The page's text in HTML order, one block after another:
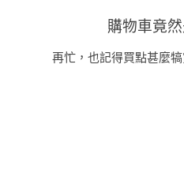
購物車竟
再忙，也記得買點甚麼